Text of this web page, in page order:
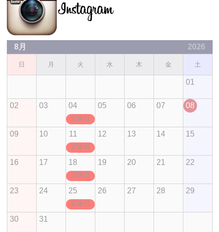
8月 2026
日 月 火 水 木 金 土
01
02 03 04
定休日
05 06 07 08
09 10 11
定休日
12 13 14 15
16 17 18
定休日
19 20 21 22
23 24 25
定休日
26 27 28 29
30 31